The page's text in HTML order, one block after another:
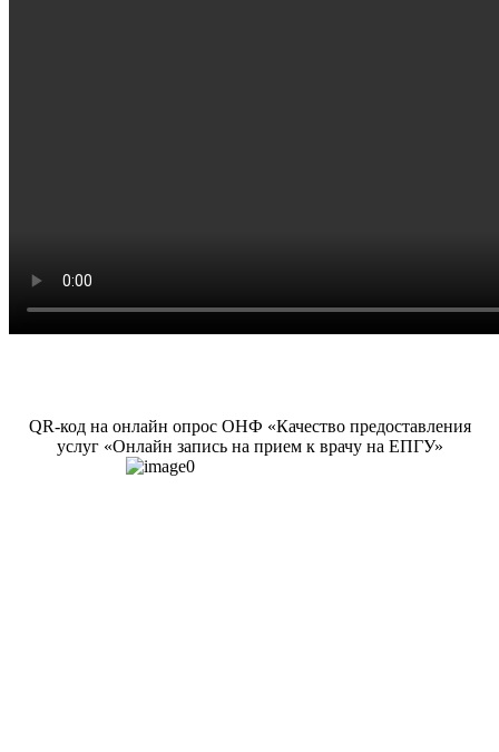
QR-код на онлайн опрос ОНФ «Качество предоставления
услуг «Онлайн запись на прием к врачу на ЕПГУ»